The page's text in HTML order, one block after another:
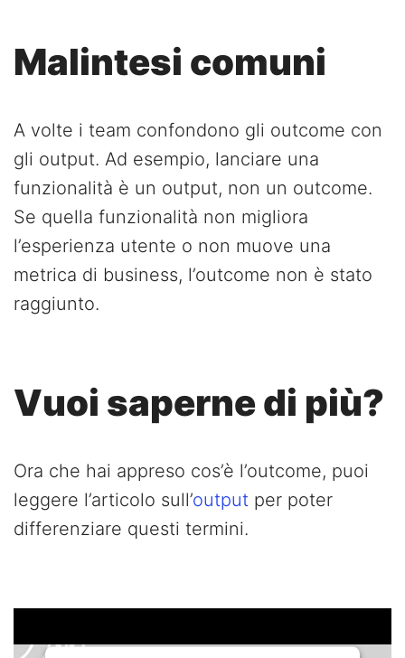
Malintesi comuni
A volte i team confondono gli outcome con
gli output. Ad esempio, lanciare una
funzionalità è un output, non un outcome.
Se quella funzionalità non migliora
l’esperienza utente o non muove una
metrica di business, l’outcome non è stato
raggiunto.
Vuoi saperne di più?
Ora che hai appreso cos’è l’outcome, puoi
leggere l’articolo sull’output per poter
differenziare questi termini.